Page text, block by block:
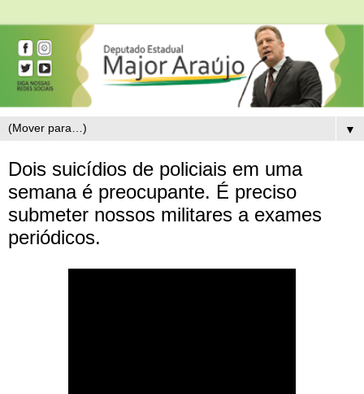
▼
Dois suicídios de policiais em uma
semana é preocupante. É preciso
submeter nossos militares a exames
periódicos.